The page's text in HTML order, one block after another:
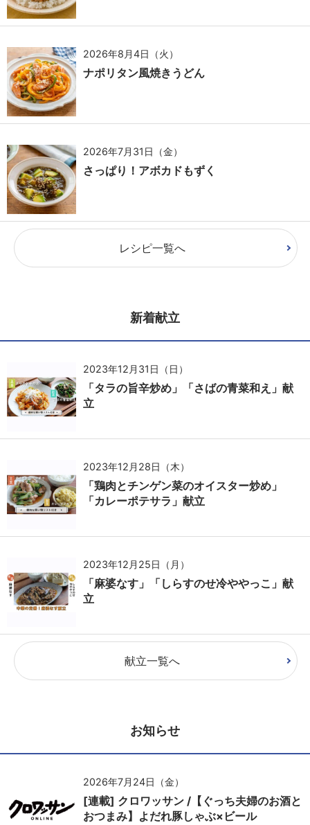
2026年8月4日（火）
ナポリタン風焼きうどん
2026年7月31日（金）
さっぱり！アボカドもずく
レシピ一覧へ
新着献立
2023年12月31日（日）
「タラの旨辛炒め」「さばの青菜和え」献
立
2023年12月28日（木）
「鶏肉とチンゲン菜のオイスター炒め」
「カレーポテサラ」献立
2023年12月25日（月）
「麻婆なす」「しらすのせ冷ややっこ」献
立
献立一覧へ
お知らせ
2026年7月24日（金）
[連載] クロワッサン /【ぐっち夫婦のお酒と
おつまみ】よだれ豚しゃぶ×ビール